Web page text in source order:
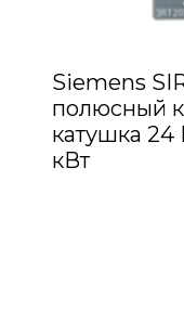
Siemens
полюсный
катушка 24
кВт